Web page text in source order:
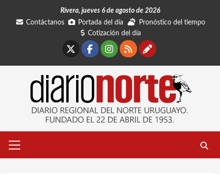
Rivera, jueves 6 de agosto de 2026
Contáctanos
Portada del día
Pronóstico del tiempo
Cotización del día
Facebook
Instagram
RSSContáctanos
primario